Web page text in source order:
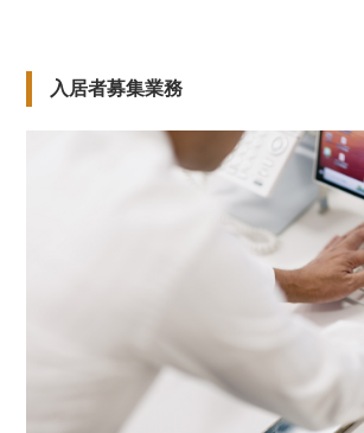
入居者募集業務